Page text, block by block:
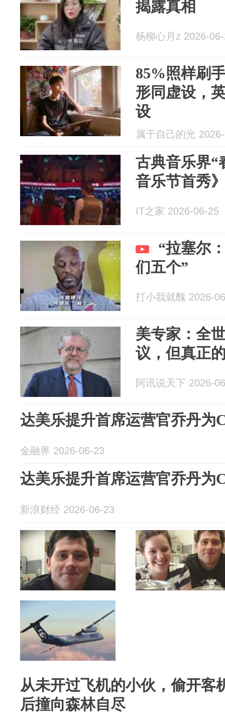
揭露真相
杨柳心月z 2026-
85%照样刷
形同虚设，
设
属于自己的光
古典音乐界“
音乐节首秀
IT之家 2026-06-25
“拉塞尔
们五个”
打小我就醜 2026-
美专家：全
议，但真正
阿讯说天下 2026-
达美乐提升首席运营官乔丹为
金融界 2026-06-23
达美乐提升首席运营官乔丹为
新浪财经 2026-06-23
从未开过飞机的小伙，偷开客
后撞向森林自尽